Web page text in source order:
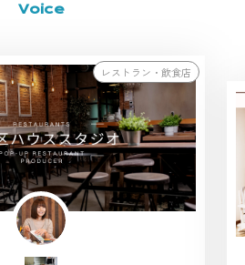
Voice
レストラン・飲食店